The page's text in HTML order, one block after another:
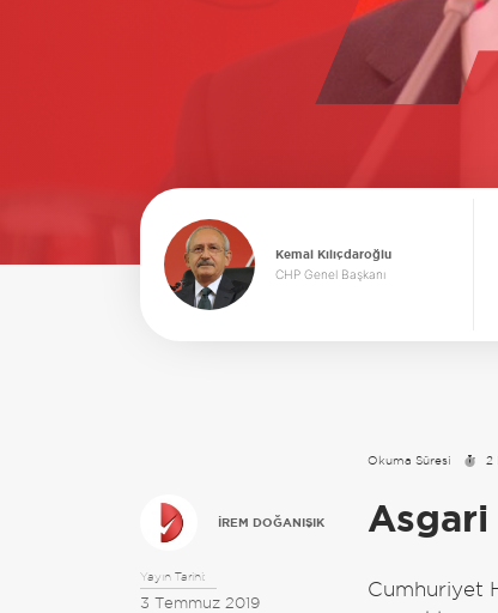
Kemal Kılıçdaroğlu
CHP Genel Başkanı
Okuma Süresi 2
İREM DOĞANIŞIK
Yayın Tarihi:
3 Temmuz 2019
Asgari
Cumhuriyet